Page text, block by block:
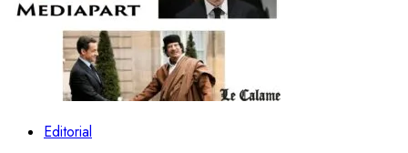
Editorial